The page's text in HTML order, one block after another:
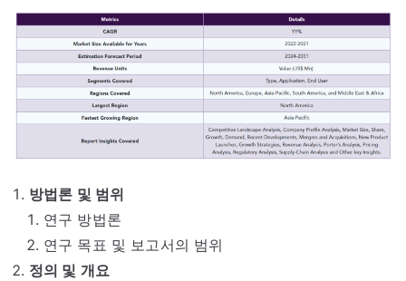
방법론 및 범위
연구 방법론
연구 목표 및 보고서의 범위
정의 및 개요